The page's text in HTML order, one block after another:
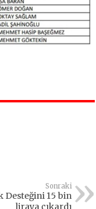
Sonraki
Desteğini 15 bin
liraya çıkardı